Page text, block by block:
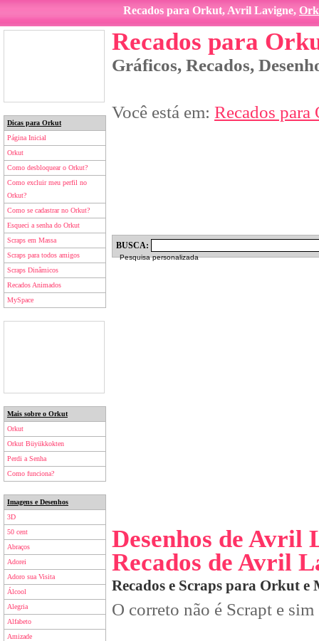
Recados para Orkut, Avril Lavigne,
Dicas para Orkut
Página Inicial
Orkut
Como desbloquear o Orkut?
Como excluir meu perfil no
Orkut?
Como se cadastrar no Orkut?
Esqueci a senha do Orkut
Scraps em Massa
Scraps para todos amigos
Scraps Dinâmicos
Recados Animados
MySpace
Mais sobre o Orkut
Orkut
Orkut Büyükkokten
Perdi a Senha
Como funciona?
Imagens e Desenhos
3D
50 cent
Abraços
Adorei
Adoro sua Visita
Álcool
Alegria
Alfabeto
Amizade
Recados para
Gráficos, Recados,
Você está em: Recados para
BUSCA:
Pesquisa personalizada
Desenhos de Avril
Recados de Avril
Recados e Scraps para Orkut e
O correto não é Scrapt e